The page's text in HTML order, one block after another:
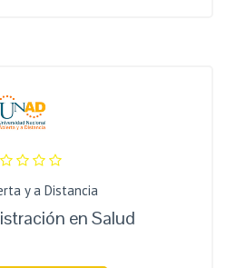
y a Distancia
en Salud